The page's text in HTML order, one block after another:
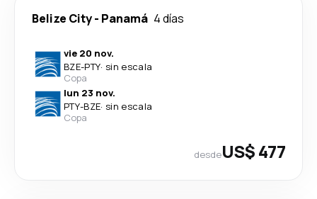
Belize City- Panamá 4 días
vie 20 nov.
BZE-PTY· sin escala
Copa
lun 23 nov.
PTY-BZE· sin escala
Copa
desdeUS$ 477